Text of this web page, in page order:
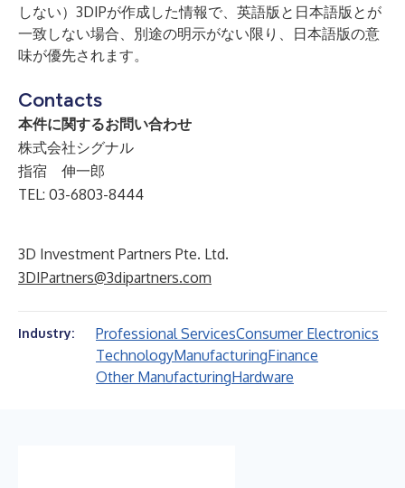
しない）3DIPが作成した情報で、英語版と日本語版とが
一致しない場合、別途の明示がない限り、日本語版の意
味が優先されます。
Contacts
本件に関するお問い合わせ
株式会社シグナル
指宿 伸一郎
TEL: 03-6803-8444
3D Investment Partners Pte. Ltd.
3DIPartners@3dipartners.com
Industry: Professional ServicesConsumer Electronics
TechnologyManufacturingFinance
Other ManufacturingHardware